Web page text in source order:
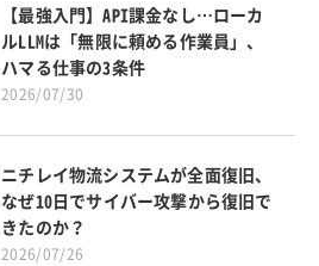
【最強入門】API課金なし…ローカ
ルLLMは「無限に頼める作業員」、
ハマる仕事の3条件
2026/07/30
ニチレイ物流システムが全面復旧、
なぜ10日でサイバー攻撃から復旧で
きたのか？
2026/07/26